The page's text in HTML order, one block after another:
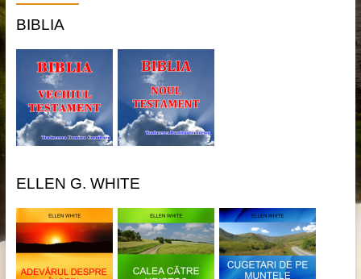
BIBLIA
ELLEN G. WHITE